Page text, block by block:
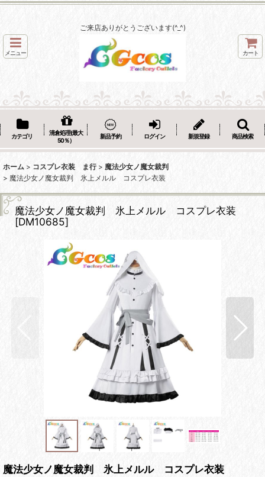
ご来店ありがとうございます(^_^)
メニュー カート
カテゴリ
清倉処理(最大
50％）
新品予約 ログイン 新規登録 商品検索
ホーム > コスプレ衣装 ま行 > 魔法少女ノ魔女裁判
> 魔法少女ノ魔女裁判 氷上メルル コスプレ衣装
魔法少女ノ魔女裁判 氷上メルル コスプレ衣装
[DM10685]
魔法少女ノ魔女裁判 氷上メルル コスプレ衣装